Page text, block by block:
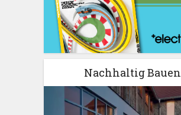
Nachhaltig Bauen